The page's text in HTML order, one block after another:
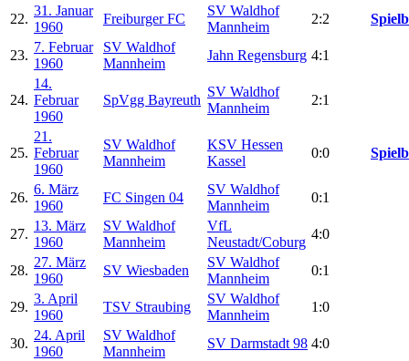
22.
31. Januar
1960
Freiburger FC
SV Waldhof
Mannheim
2:2
23.
7. Februar
1960
SV Waldhof
Mannheim
Jahn Regensburg 4:1
24.
14.
Februar
1960
SpVgg Bayreuth
SV Waldhof
Mannheim
2:1
25.
21.
Februar
1960
SV Waldhof
Mannheim
KSV Hessen
Kassel
0:0
26.
6. März
1960
FC Singen 04
SV Waldhof
Mannheim
0:1
27.
13. März
1960
SV Waldhof
Mannheim
VfL
Neustadt/Coburg
4:0
28.
27. März
1960
SV Wiesbaden
SV Waldhof
Mannheim
0:1
29.
3. April
1960
TSV Straubing
SV Waldhof
Mannheim
1:0
30.
24. April
1960
SV Waldhof
Mannheim
SV Darmstadt 98 4:0